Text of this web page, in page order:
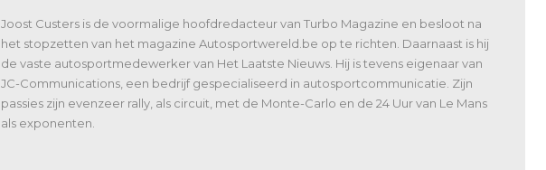
Joost Custers is de voormalige hoofdredacteur van Turbo Magazine en besloot na
het stopzetten van het magazine Autosportwereld.be op te richten. Daarnaast is hij
de vaste autosportmedewerker van Het Laatste Nieuws. Hij is tevens eigenaar van
JC-Communications, een bedrijf gespecialiseerd in autosportcommunicatie. Zijn
passies zijn evenzeer rally, als circuit, met de Monte-Carlo en de 24 Uur van Le Mans
als exponenten.